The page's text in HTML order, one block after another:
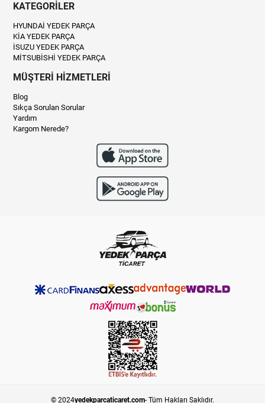
KATEGORİLER
HYUNDAİ YEDEK PARÇA
KİA YEDEK PARÇA
İSUZU YEDEK PARÇA
MİTSUBİSHİ YEDEK PARÇA
MÜŞTERİ HİZMETLERİ
Blog
Sıkça Sorulan Sorular
Yardım
Kargom Nerede?
© 2024yedekparcaticaret.com- Tüm Hakları Saklıdır.